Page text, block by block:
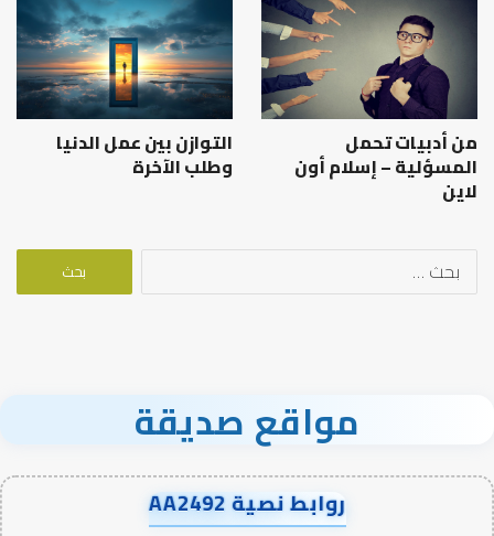
من أدبيات تحمل
المسؤلية – إسلام أون
لاين
التوازن بين عمل الدنيا
وطلب الآخرة
البحث
مواقع صديقة
روابط نصية AA2492